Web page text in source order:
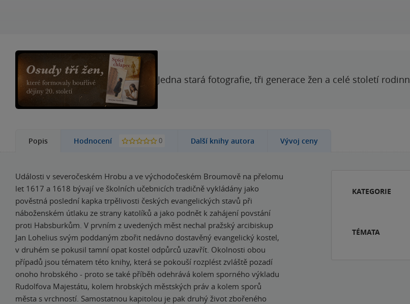
Jedna stará fotografie, tři generace žen a celé století
Popis Hodnocení 0 Další knihy autora Vývoj ceny
Události v severočeském Hrobu a ve východočeském Broumově na přelomu
let 1617 a 1618 bývají ve školních učebnicích tradičně vykládány jako
pověstná poslední kapka trpělivosti českých evangelických stavů při
náboženském útlaku ze strany katolíků a jako podnět k zahájení povstání
proti Habsburkům. V prvním z uvedených měst nechal pražský arcibiskup
Jan Lohelius svým poddaným zbořit nedávno dostavěný evangelický kostel,
v druhém se pokusil tamní opat kostel odpůrců uzavřít. Okolnosti obou
případů jsou tématem této knihy, která se pokouší rozplést zvláště pozadí
onoho hrobského - proto se také příběh odehrává kolem sporného výkladu
Rudolfova Majestátu, kolem hrobských městských práv a kolem sporů
města s vrchností. Samostatnou kapitolou je pak druhý život zbořeného
KATEGORIE
TÉMATA